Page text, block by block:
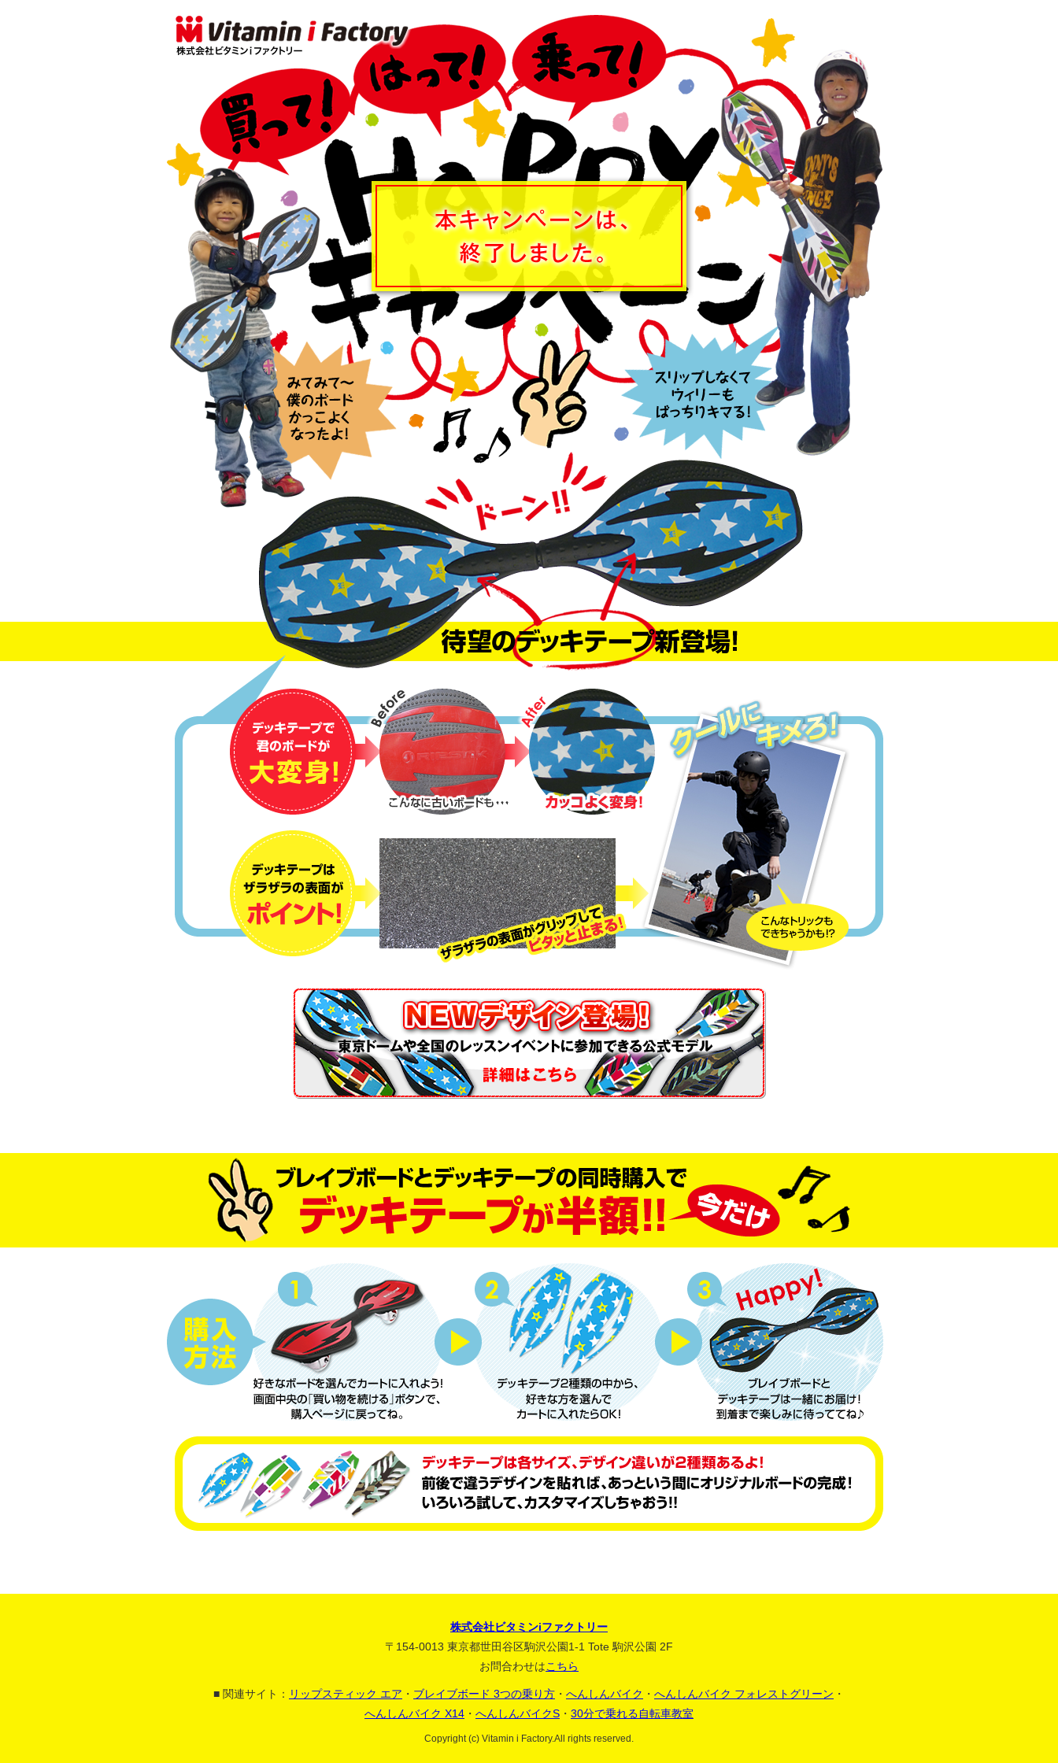
株式会社ビタミンiファクトリー
〒154-0013 東京都世田谷区駒沢公園1-1 Tote 駒沢公園 2F
お問合わせはこちら
■ 関連サイト： リップスティック エア ・ ブレイブボード 3つの乗り方 ・ へんしんバイク ・ へんしんバイク フォレストグリーン ・
へんしんバイク X14 ・ へんしんバイクS ・ 30分で乗れる自転車教室
Copyright (c) Vitamin i Factory.All rights reserved.